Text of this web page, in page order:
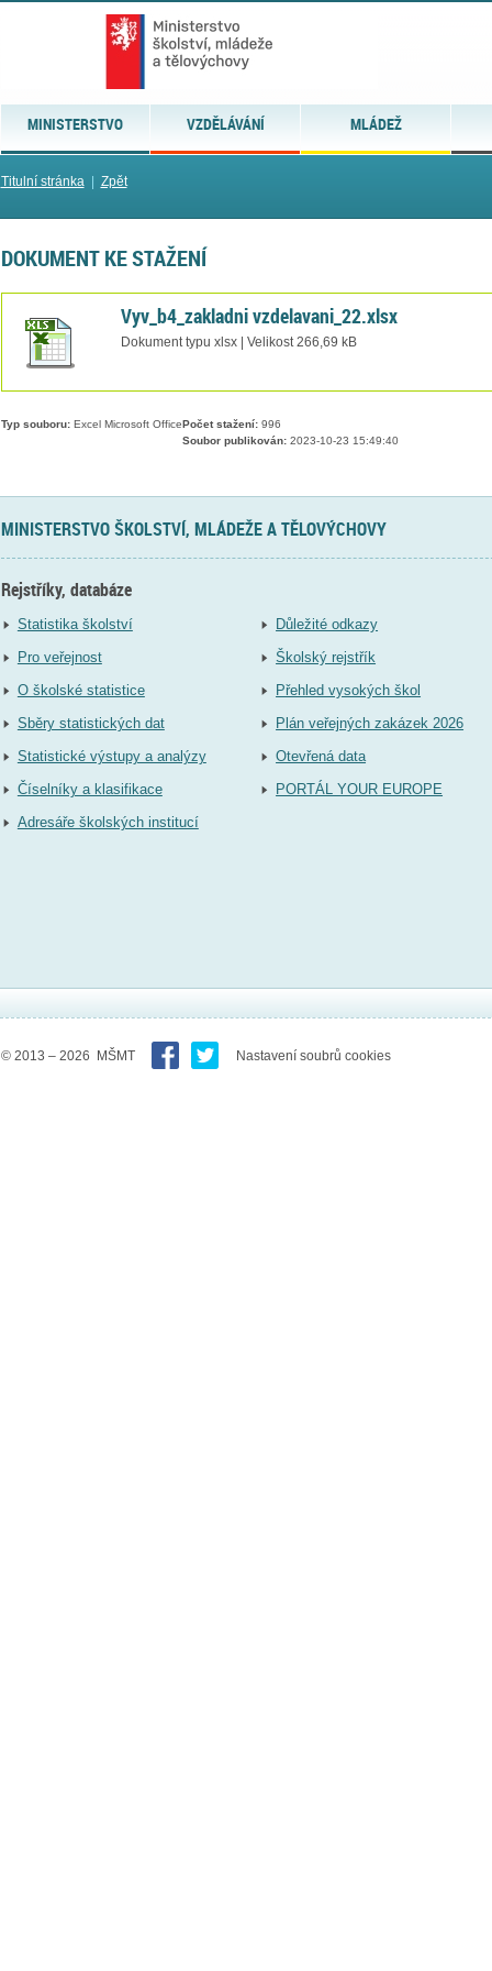
MINISTERSTVO VZDĚLÁVÁNÍ MLÁDEŽ
Titulní stránka| Zpět
DOKUMENT KE STAŽENÍ
Vyv_b4_zakladni vzdelavani_22.xlsx
Dokument typu xlsx | Velikost 266,69 kB
Typ souboru:Excel Microsoft Office Počet stažení:996
Soubor publikován:2023-10-23 15:49:40
MINISTERSTVO ŠKOLSTVÍ, MLÁDEŽE A TĚLOVÝCHOVY
Rejstříky, databáze
Statistika školství
Pro veřejnost
O školské statistice
Sběry statistických dat
Statistické výstupy a analýzy
Číselníky a klasifikace
Adresáře školských institucí
Důležité odkazy
Školský rejstřík
Přehled vysokých škol
Plán veřejných zakázek 2026
Otevřená data
PORTÁL YOUR EUROPE
© 2013 – 2026 MŠMT Nastavení soubrů cookies